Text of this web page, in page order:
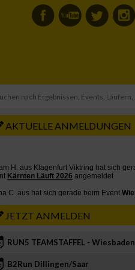
AKTUELLE ANMELDUNGEN
JETZT ANMELDEN
RUN5 TEAMSTAFFEL - Wiesbaden
B2Run Dillingen/Saar